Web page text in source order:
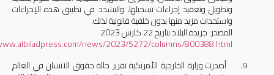
وتطويل وتعقيد إجراءات تسجيلها، والتشدد في تطبيق هذه الإجراءات
واستحداث مزيد منها بدون خلفية قانونية لذلك.
المصدر: جريدة البلاد بتاريخ 22 كارس 2023
news/2023/5272/columns/800388.html
9.
أصدرت وزارة الخارجية الأمريكية تقرير حالة حقوق الانسان في العالم